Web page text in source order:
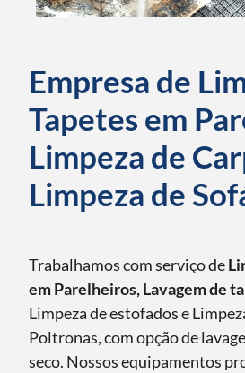
Empresa de
Tapetes em
Limpeza de
Limpeza de
Trabalhamos com serviço de
em Parelheiros, Lavagem de
Limpeza de estofados e
Poltronas, com opção de
seco. Nossos equipamentos